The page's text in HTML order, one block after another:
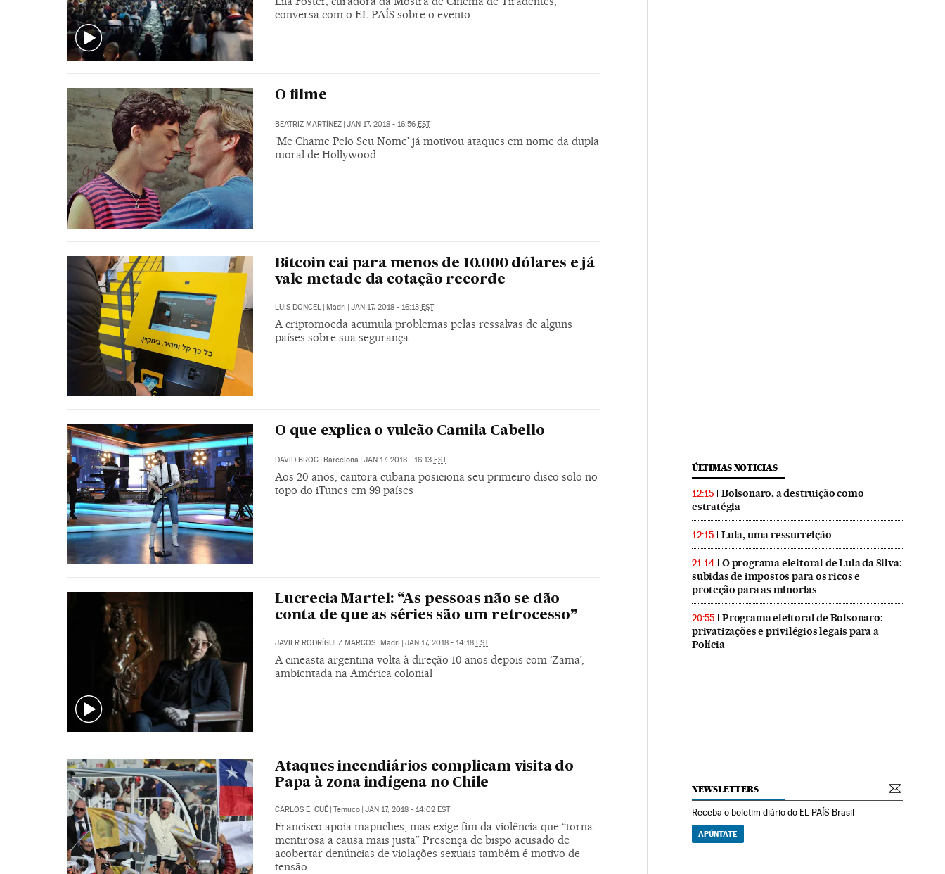
conversa com o EL PAÍS sobre o evento
O filme
BEATRIZ MARTÍNEZ JAN 17, 2018 - 16:56 EST
‘Me Chame Pelo Seu Nome' já motivou ataques em nome da dupla
moral de Hollywood
Bitcoin cai para menos de 10.000 dólares e já
vale metade da cotação recorde
LUIS DONCEL Madri JAN 17, 2018 - 16:13 EST
A criptomoeda acumula problemas pelas ressalvas de alguns
países sobre sua segurança
O que explica o vulcão Camila Cabello
DAVID BROC | Barcelona | JAN 17, 2018 - 16:13 EST
Aos 20 anos, cantora cubana posiciona seu primeiro disco solo no
topo do iTunes em 99 países
Lucrecia Martel: “As pessoas não se dão
conta de que as séries são um retrocesso”
JAVIER RODRÍGUEZ MARCOS Madri JAN 17, 2018 - 14:18 EST
A cineasta argentina volta à direção 10 anos depois com ‘Zama’,
ambientada na América colonial
Ataques incendiários complicam visita do
Papa à zona indígena no Chile
CARLOS E. CUÉ | Temuco | JAN 17, 2018 - 14:02 EST
Francisco apoia mapuches, mas exige fim da violência que “torna
mentirosa a causa mais justa” Presença de bispo acusado de
acobertar denúncias de violações sexuais também é motivo de
tensão
ÚLTIMAS NOTICIAS
12:15
Bolsonaro, a destruição como
estratégia
12:15 Lula, uma ressurreição
21:14
O programa eleitoral de Lula da Silva:
subidas de impostos para os ricos e
proteção para as minorias
20:55
Programa eleitoral de Bolsonaro:
privatizações e privilégios legais para a
Polícia
NEWSLETTERS
Receba o boletim diário do EL PAÍS Brasil
APÚNTATE